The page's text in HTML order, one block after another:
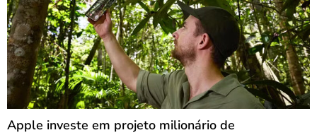
Apple investe em projeto milionário de